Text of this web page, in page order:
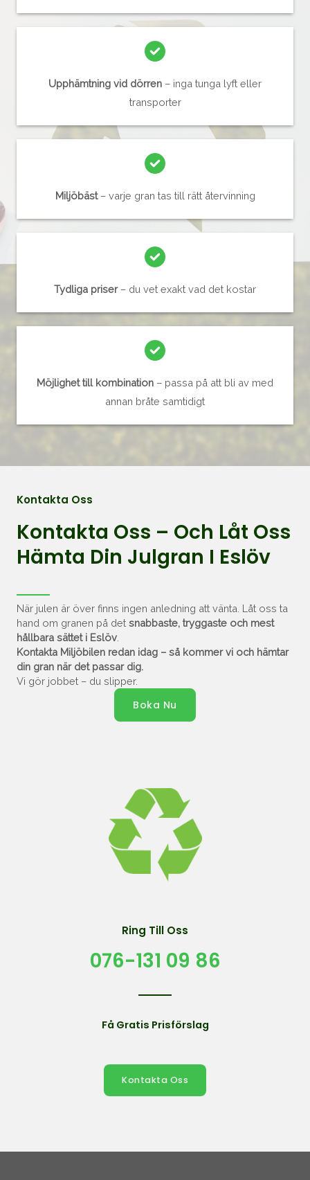
Upphämtning vid dörren – inga tunga lyft eller
transporter
Miljöbäst– varje gran tas till rätt återvinning
Tydliga priser– du vet exakt vad det kostar
Möjlighet till kombination – passa på att bli av med
annan bråte samtidigt
Kontakta Oss
Kontakta Oss – Och Låt Oss
Hämta Din Julgran I Eslöv
När julen är över finns ingen anledning att vänta. Låt oss ta
hand om granen på det snabbaste, tryggaste och mest
hållbara sättet i Eslöv
Kontakta Miljöbilen redan idag – så kommer vi och hämtar
din gran när det passar dig.
Vi gör jobbet – du slipper.
Boka Nu
Ring Till Oss
076-131 09 86
Få Gratis Prisförslag
Kontakta Oss